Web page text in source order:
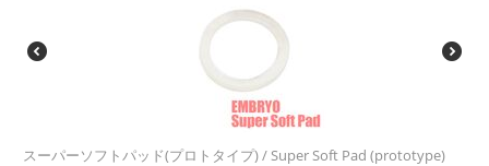
スーパーソフトパッド(プロトタイプ) / Super Soft Pad (prototype)